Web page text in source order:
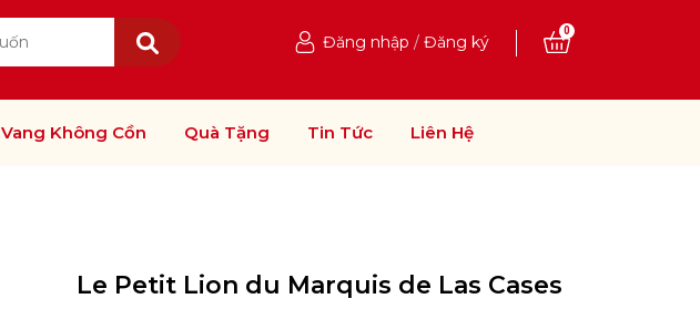
Đăng nhập / Đăng ký
0
Vang Không Cồn Quà Tặng Tin Tức Liên Hệ
Le Petit Lion du Marquis de Las Cases